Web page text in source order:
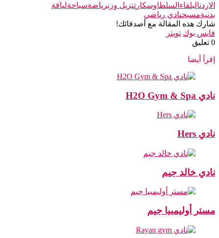
الاردنالبلقاء السلطاوسكار تنزيل وزنرياضةسباحةلياقة
بدنيةمسبحنادي رياضي
شارك هذه المقالة مع أصدقائك!
فايس بوك تويتر
‫0 تعليق
إقرأ أيضا
نادي H2O Gym & Spa
نادي Hers
نادي خالد جيم
مستر أوليمبيا جيم